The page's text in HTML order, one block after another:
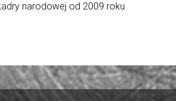
narodowej od 2009 roku